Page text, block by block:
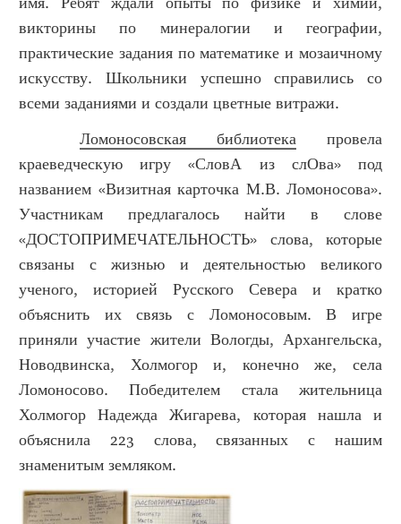
викторины по минералогии и географии,
практические задания по математике и мозаичному
искусству. Школьники успешно справились со
всеми заданиями и создали цветные витражи.
Ломоносовская библиотека провела
краеведческую игру «СловА из слОва» под
названием «Визитная карточка М.В. Ломоносова».
Участникам предлагалось найти в слове
«ДОСТОПРИМЕЧАТЕЛЬНОСТЬ» слова, которые
связаны с жизнью и деятельностью великого
ученого, историей Русского Севера и кратко
объяснить их связь с Ломоносовым. В игре
приняли участие жители Вологды, Архангельска,
Новодвинска, Холмогор и, конечно же, села
Ломоносово. Победителем стала жительница
Холмогор Надежда Жигарева, которая нашла и
объяснила 223 слова, связанных с нашим
знаменитым земляком.